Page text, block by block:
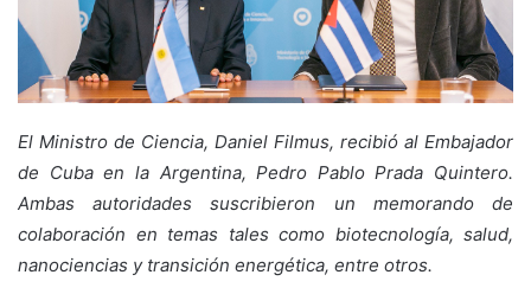
El Ministro de Ciencia, Daniel Filmus, recibió al Embajador
de Cuba en la Argentina, Pedro Pablo Prada Quintero.
Ambas autoridades suscribieron un memorando de
colaboración en temas tales como biotecnología, salud,
nanociencias y transición energética, entre otros.